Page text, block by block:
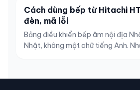
ngoại, cùng có lò nướng tích hợp,
pha 200V và chênh nhau đúng
nhìn bảng thông số lướt qua thì…
Cách dùng bếp từ Hitachi
đèn, mã lỗi
Bảng điều khiển bếp âm nội địa
Nhật, không một chữ tiếng Anh.
bộ — nút bật/tắt, cặp phím tăng